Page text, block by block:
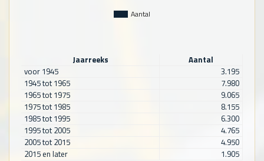
Aantal
Jaarreeks
Aantal
voor 1945
3.195
1945 tot 1965
7.980
1965 tot 1975
9.065
1975 tot 1985
8.155
1985 tot 1995
6.300
1995 tot 2005
4.765
2005 tot 2015
4.950
2015 en later
1.905